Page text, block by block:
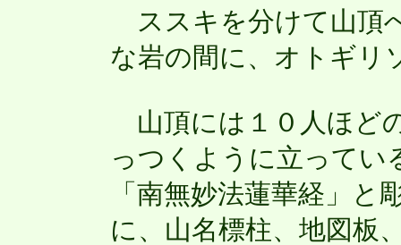
ススキを分けて山頂
な岩の間に、オトギリ
山頂には１０人ほど
っつくように立ってい
「南無妙法蓮華経」
に、山名標柱、地図板